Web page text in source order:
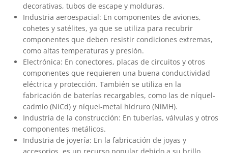
decorativas, tubos de escape y molduras.
Industria aeroespacial: En componentes de aviones,
cohetes y satélites, ya que se utiliza para recubrir
componentes que deben resistir condiciones extremas,
como altas temperaturas y presión.
Electrónica: En conectores, placas de circuitos y otros
componentes que requieren una buena conductividad
eléctrica y protección. También se utiliza en la
fabricación de baterías recargables, como las de níquel-
cadmio (NiCd) y níquel-metal hidruro (NiMH).
Industria de la construcción: En tuberías, válvulas y otros
componentes metálicos.
Industria de joyería: En la fabricación de joyas y
accesorios, es un recurso popular debido a su brillo